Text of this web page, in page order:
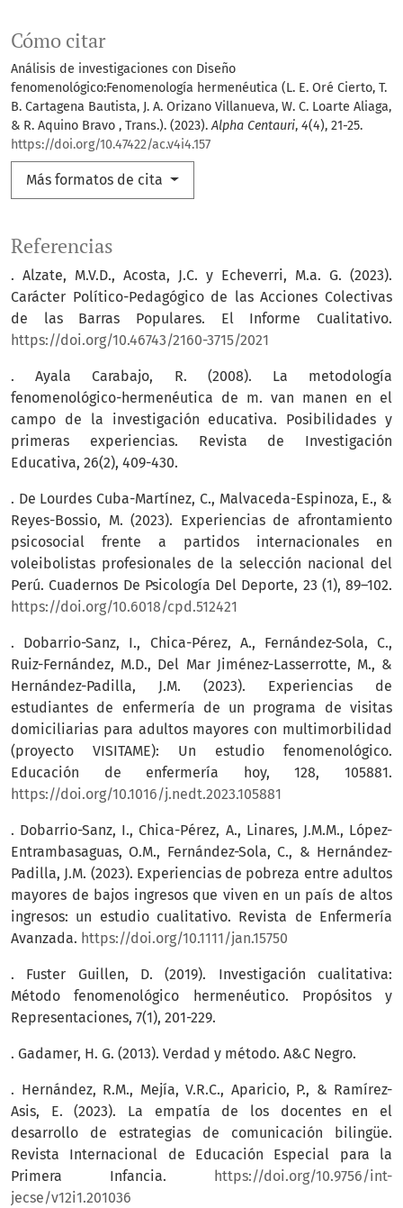
Cómo citar
Análisis de investigaciones con Diseño
fenomenológico:Fenomenología hermenéutica (L. E. Oré Cierto, T.
B. Cartagena Bautista, J. A. Orizano Villanueva, W. C. Loarte Aliaga,
& R. Aquino Bravo , Trans.). (2023).Alpha Centauri, 4(4), 21-25.
https://doi.org/10.47422/ac.v4i4.157
Más formatos de cita
Referencias
. Alzate, M.V.D., Acosta, J.C. y Echeverri, M.a. G. (2023).
Carácter Político-Pedagógico de las Acciones Colectivas
de las Barras Populares. El Informe Cualitativo.
https://doi.org/10.46743/2160-3715/2021
. Ayala Carabajo, R. (2008). La metodología
fenomenológico-hermenéutica de m. van manen en el
campo de la investigación educativa. Posibilidades y
primeras experiencias. Revista de Investigación
Educativa, 26(2), 409-430.
. De Lourdes Cuba-Martínez, C., Malvaceda-Espinoza, E., &
Reyes-Bossio, M. (2023). Experiencias de afrontamiento
psicosocial frente a partidos internacionales en
voleibolistas profesionales de la selección nacional del
Perú. Cuadernos De Psicología Del Deporte, 23 (1), 89–102.
https://doi.org/10.6018/cpd.512421
. Dobarrio-Sanz, I., Chica-Pérez, A., Fernández-Sola, C.,
Ruiz-Fernández, M.D., Del Mar Jiménez-Lasserrotte, M., &
Hernández-Padilla, J.M. (2023). Experiencias de
estudiantes de enfermería de un programa de visitas
domiciliarias para adultos mayores con multimorbilidad
(proyecto VISITAME): Un estudio fenomenológico.
Educación de enfermería hoy, 128, 105881.
https://doi.org/10.1016/j.nedt.2023.105881
. Dobarrio-Sanz, I., Chica-Pérez, A., Linares, J.M.M., López-
Entrambasaguas, O.M., Fernández-Sola, C., & Hernández-
Padilla, J.M. (2023). Experiencias de pobreza entre adultos
mayores de bajos ingresos que viven en un país de altos
ingresos: un estudio cualitativo. Revista de Enfermería
Avanzada. https://doi.org/10.1111/jan.15750
. Fuster Guillen, D. (2019). Investigación cualitativa:
Método fenomenológico hermenéutico. Propósitos y
Representaciones, 7(1), 201-229.
. Gadamer, H. G. (2013). Verdad y método. A&C Negro.
. Hernández, R.M., Mejía, V.R.C., Aparicio, P., & Ramírez-
Asis, E. (2023). La empatía de los docentes en el
desarrollo de estrategias de comunicación bilingüe.
Revista Internacional de Educación Especial para la
Primera Infancia.
https://doi.org/10.9756/int-
jecse/v12i1.201036